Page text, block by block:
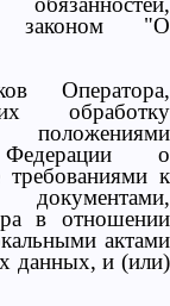
законом "О
Оператора,
обработку
Федерации о
к
в отношении
актами
данных, и (или)